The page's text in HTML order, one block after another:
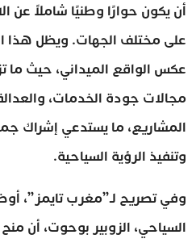
أن يكون حوارًا وطنيًا شاملاً عن
على مختلف الجهات. ويظل هذا
عكس الواقع الميداني، حيث ما
مجالات جودة الخدمات،
المشاريع، ما يستدعي إشراك
وتنفيذ الرؤية السياحية.
وفي تصريح لـ”مغرب تايمز”،
السياحي، الزوبير بوحوت، أن